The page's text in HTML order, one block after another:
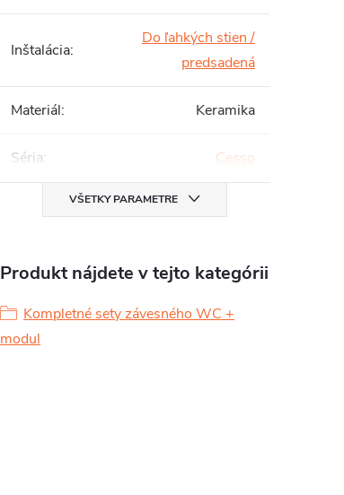
Inštalácia:
Do ľahkých stien /
predsadená
Materiál: Keramika
Séria: Cesso
VŠETKY PARAMETRE
Produkt nájdete v tejto kategórii
Kompletné sety závesného WC +
modul